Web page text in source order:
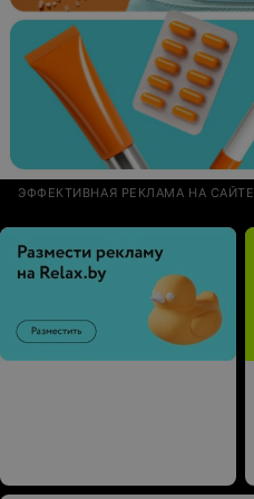
ЭФФЕКТИВНАЯ РЕКЛАМА НА САЙТЕ